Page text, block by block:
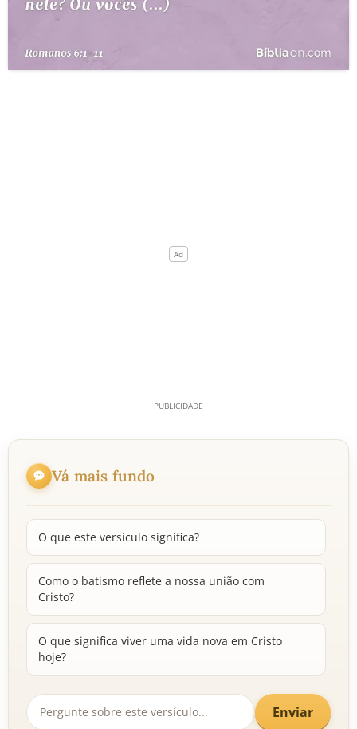
Vá mais fundo
O que este versículo significa?
Como o batismo reflete a nossa união com
Cristo?
O que significa viver uma vida nova em Cristo
hoje?
Enviar